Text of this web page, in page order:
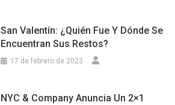
San Valentín: ¿Quién Fue Y Dónde Se
Encuentran Sus Restos?
17 de febrero de 2023
NYC & Company Anuncia Un 2×1